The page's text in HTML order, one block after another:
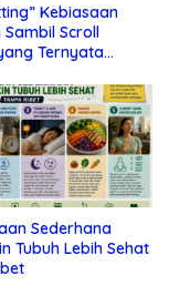
Kebiasaan
Sambil Scroll
Ternyata
Sederhana
Tubuh Lebih Sehat